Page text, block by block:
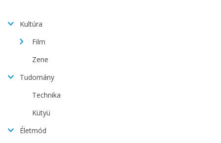
Kultúra
Film
Zene
Tudomány
Technika
Kütyü
Életmód